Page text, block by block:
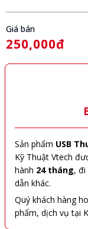
Giá bán
250,000đ
Sản phẩm USB
Kỹ Thuật Vtech
hành 24 tháng, đi
dẫn khác.
Quý khách hàng
phẩm, dịch vụ tại